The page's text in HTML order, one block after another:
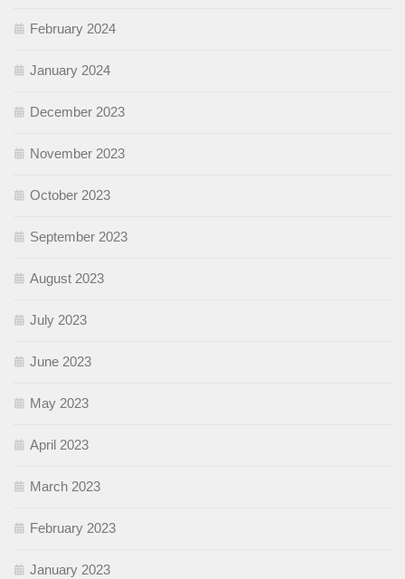
February 2024
January 2024
December 2023
November 2023
October 2023
September 2023
August 2023
July 2023
June 2023
May 2023
April 2023
March 2023
February 2023
January 2023